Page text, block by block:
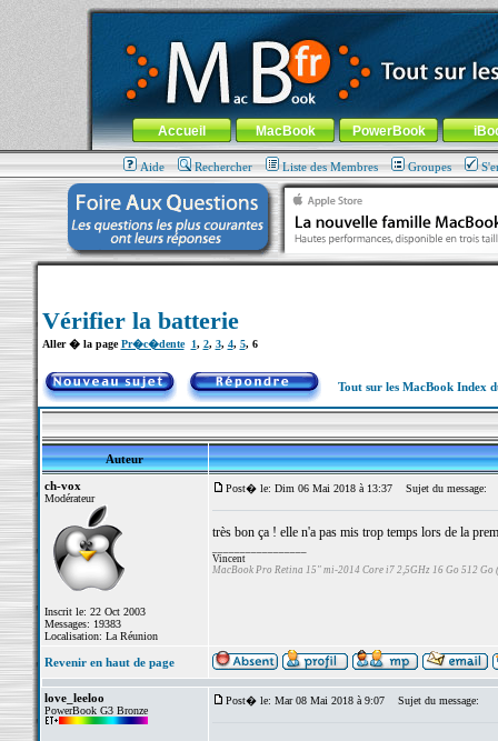
MacBook-fr.com : 100% Apple... 100% nomade !
Aller au contenu-Aller au menu général-Aller au menu de
Menu général
Accueil MacBook PowerBook
Aide Rechercher Liste des Membres Groupes
Vérifier la batterie
Aller � la pagePr�c�dente 1, 2, 3, 4, 5, 6
Tout sur les MacBook Index
Auteur
ch-vox
Modérateur
Inscrit le: 22 Oct 2003
Messages: 19383
Localisation: La Réunion
Post� le: Dim 06 Mai 2018 à 13:37 Sujet du message:
très bon ça ! elle n'a pas mis trop temps lors de la
Vincent
MacBook Pro Retina 15" mi-2014 Core i7 2,5GHz 16 Go 512 Go
Revenir en haut de page
love_leeloo
PowerBook G3 Bronze
Post� le: Mar 08 Mai 2018 à 9:07 Sujet du message: